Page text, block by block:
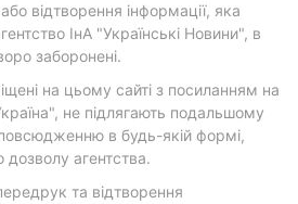
відтворення інформації, яка
ІнА "Українські Новини", в
заборонені.
на цьому сайті з посиланням на
не підлягають подальшому
в будь-якій формі,
дозволу агентства.
та відтворення